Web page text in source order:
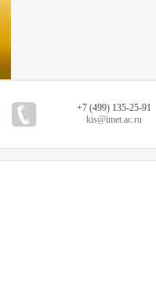
+7 (499) 135-25-91
kis@imet.ac.ru